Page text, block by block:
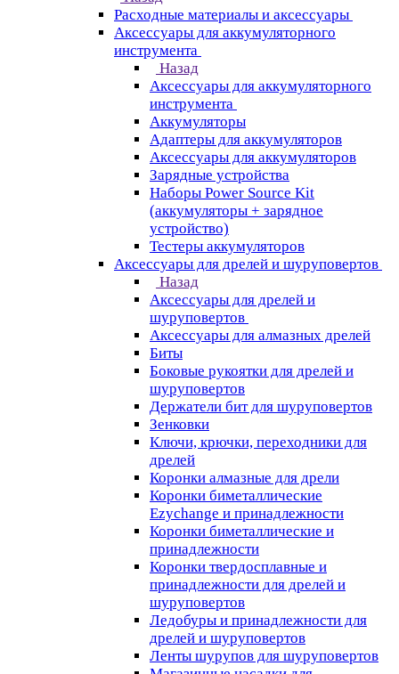
Расходные материалы и аксессуары
Аксессуары для аккумуляторного
инструмента
Назад
Аксессуары для аккумуляторного
инструмента
Aккумуляторы
Адаптеры для аккумуляторов
Аксессуары для аккумуляторов
Зарядные устройства
Наборы Power Source Kit
(аккумуляторы + зарядное
устройство)
Тестеры аккумуляторов
Аксессуары для дрелей и шуруповертов
Назад
Аксессуары для дрелей и
шуруповертов
Аксессуары для алмазных дрелей
Биты
Боковые рукоятки для дрелей и
шуруповертов
Держатели бит для шуруповертов
Зенковки
Ключи, крючки, переходники для
дрелей
Коронки алмазные для дрели
Коронки биметаллические
Ezychange и принадлежности
Коронки биметаллические и
принадлежности
Коронки твердосплавные и
принадлежности для дрелей и
шуруповертов
Ледобуры и принадлежности для
дрелей и шуруповертов
Ленты шурупов для шуруповертов